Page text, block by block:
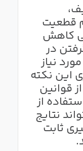
قطعیت
کاهش
در
نیاز
این نکته
قوانین
از
نتایج
ثابت